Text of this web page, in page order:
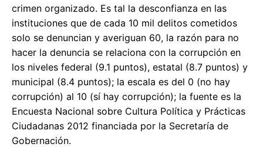
crimen organizado. Es tal la desconfianza en las
instituciones que de cada 10 mil delitos cometidos
solo se denuncian y averiguan 60, la razón para no
hacer la denuncia se relaciona con la corrupción en
los niveles federal (9.1 puntos), estatal (8.7 puntos) y
municipal (8.4 puntos); la escala es del 0 (no hay
corrupción) al 10 (sí hay corrupción); la fuente es la
Encuesta Nacional sobre Cultura Política y Prácticas
Ciudadanas 2012 financiada por la Secretaría de
Gobernación.